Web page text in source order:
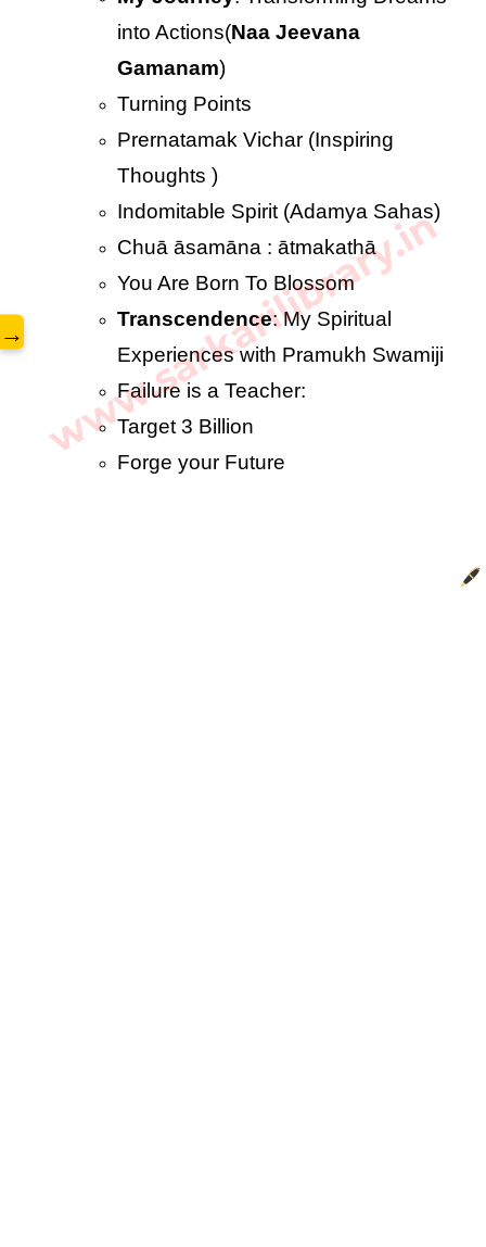
into Actions(Naa Jeevana
Gamanam)
Turning Points
Prernatamak Vichar (Inspiring
Thoughts )
Indomitable Spirit (Adamya Sahas)
Chuā āsamāna : ātmakathā
You Are Born To Blossom
Transcendence: My Spiritual
Experiences with Pramukh Swamiji
Failure is a Teacher:
Target 3 Billion
Forge your Future
www.sarkarilibrary.in
→